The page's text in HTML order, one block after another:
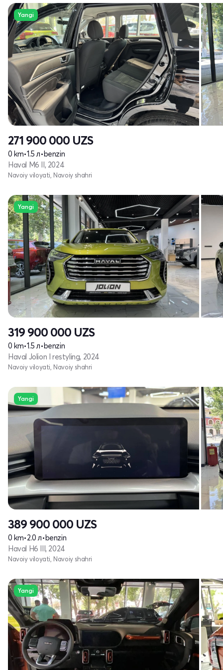
Yangi
271 900 000 UZS
0 km•1.5 л•benzin
Haval M6 II, 2024
Navoiy viloyati, Navoiy shahri
Yangi
319 900 000 UZS
0 km•1.5 л•benzin
Haval Jolion I restyling, 2024
Navoiy viloyati, Navoiy shahri
Yangi
389 900 000 UZS
0 km•2.0 л•benzin
Haval H6 III, 2024
Navoiy viloyati, Navoiy shahri
Yangi